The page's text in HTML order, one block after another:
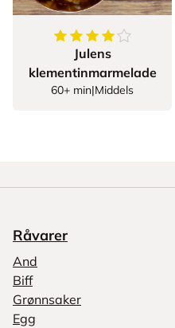
4.888888888888889
Julens
klementinmarmelade
60+ min|Middels
Råvarer
And
Biff
Grønnsaker
Egg